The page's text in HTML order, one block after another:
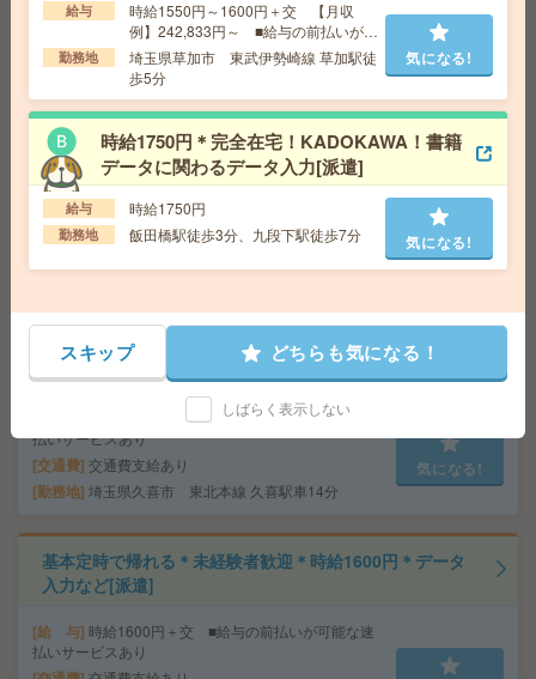
給 与 時給1750円 月収例 245,000円
全額支給
勤務地 東所沢駅徒歩10分、所沢駅民間バス12分
気になる!
正社員前提＊＜365日！曜日シフト＞川越駅3分！請求書
照合＆入力[正社員への紹介予定派遣]
給 与 時給1550円
交通費 全額支給
気になる!
正社員前提＊賞与2回＊4ヶ月分＊受注業務など＊車通勤O
K[正社員への紹介予定派遣]
時給1700円＋交 ■給与の前払いが可能な速
払いサービスあり
交通費 交通費支給あり
勤務地 埼玉県久喜市 東北本線 久喜駅車14分
気になる!
基本定時で帰れる＊未経験者歓迎＊時給1600円＊データ
入力など[派遣]
給 与 時給1600円＋交 ■給与の前払いが可能な速
払いサービスあり
給与
時給1550円～1600円＋交 【月収
例】242,833円～ ■給与の前払いが可
能な速払いサービスあり
勤務地
埼玉県草加市 東武伊勢崎線 草加駅徒
歩5分
気になる!
時給1750円＊完全在宅！KADOKAWA！書籍
データに関わるデータ入力[派遣]
給与 時給1750円
勤務地 飯田橋駅徒歩3分、九段下駅徒歩7分 気になる!
スキップ どちらも気になる！
しばらく表示しない